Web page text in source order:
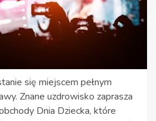
się miejscem pełnym
Znane uzdrowisko zaprasza
Dnia Dziecka, które